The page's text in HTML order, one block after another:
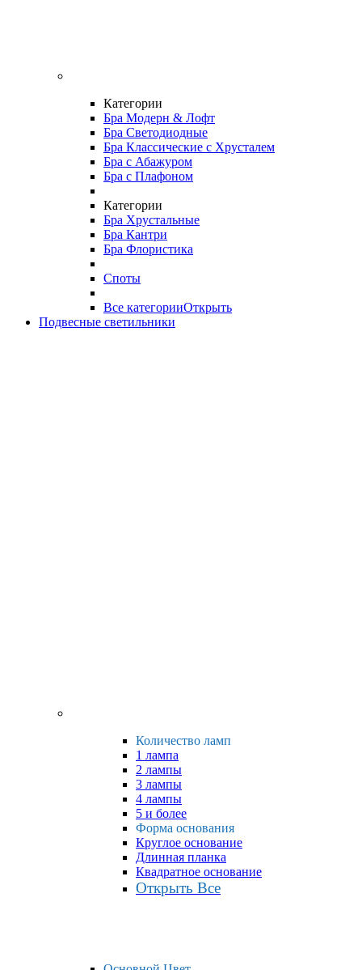
Категории
Бра Модерн & Лофт
Бра Светодиодные
Бра Классические с Хрусталем
Бра с Абажуром
Бра с Плафоном
Категории
Бра Хрустальные
Бра Кантри
Бра Флористика
Споты
Все категорииОткрыть
Подвесные светильники
Количество ламп
1 лампа
2 лампы
3 лампы
4 лампы
5 и более
Форма основания
Круглое основание
Длинная планка
Квадратное основание
Открыть Все